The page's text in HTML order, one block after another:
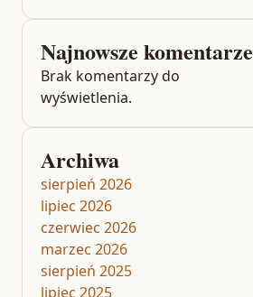
Najnowsze komentarze
Brak komentarzy do
wyświetlenia.
Archiwa
sierpień 2026
lipiec 2026
czerwiec 2026
marzec 2026
sierpień 2025
lipiec 2025